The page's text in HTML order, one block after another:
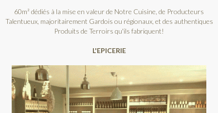
60m² dédiés à la mise en valeur de Notre Cuisine, de Producteurs
Talentueux, majoritairement Gardois ou régionaux, et des authentiques
Produits de Terroirs qu'ils fabriquent!
L'EPICERIE